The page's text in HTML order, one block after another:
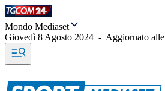
Mondo Mediaset
Giovedì 8 Agosto 2024 - Aggiornato alle